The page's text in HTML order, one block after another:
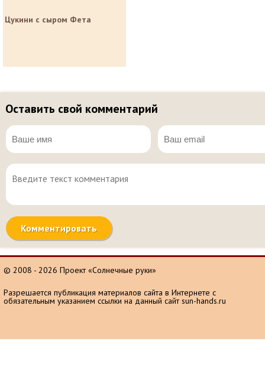
Цукини с сыром Фета
Оставить свой комментарий
© 2008 - 2026 Проект «Солнечные руки»
Разрешается публикация материалов сайта в Интернете с
обязательным указанием ссылки на данный сайт sun-hands.ru